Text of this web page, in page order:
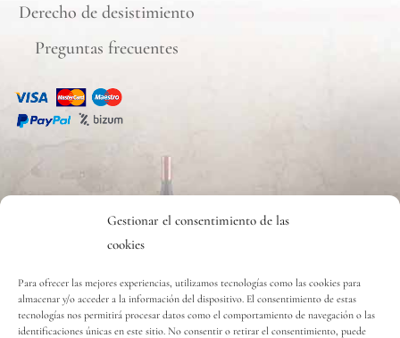
Gestionar el consentimiento de las
cookies
Para ofrecer las mejores experiencias, utilizamos tecnologías como las cookies para
almacenar y/o acceder a la información del dispositivo. El consentimiento de estas
tecnologías nos permitirá procesar datos como el comportamiento de navegación o las
identificaciones únicas en este sitio. No consentir o retirar el consentimiento, puede
Derecho de desistimiento
Preguntas frecuentes
Contacto
Copyright © 2020 Vinos y Delicias S.L.